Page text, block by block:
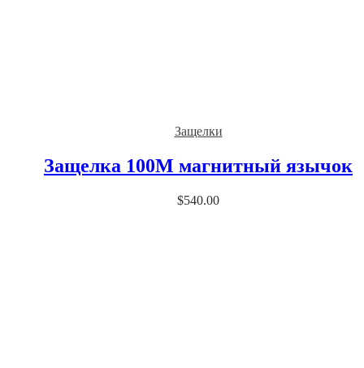
Защелки
Защелка 100М магнитный язычок
$540.00